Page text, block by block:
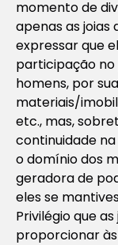
momento de
apenas as joias
expressar que
participação no
homens, por
materiais/
etc., mas,
continuidade
o domínio dos
geradora de
eles se
Privilégio que
proporcionar às